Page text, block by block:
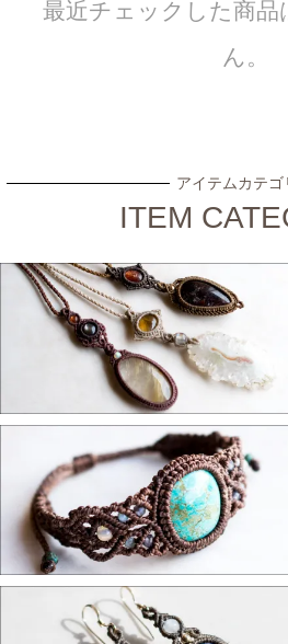
最近チェックした商品
ん。
アイテムカテゴ
ITEM